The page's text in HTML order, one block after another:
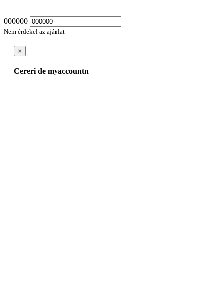
000000
Nem érdekel az ajánlat
×
Cereri de myaccountn